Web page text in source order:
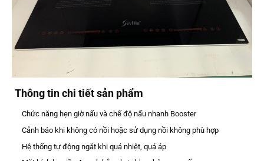
Thông tin chi tiết sản phẩm
Chức năng hẹn giờ nấu và chế độ nấu nhanh Booster
Cảnh báo khi không có nồi hoặc sử dụng nồi không phù hợp
Hệ thống tự động ngắt khi quá nhiệt, quá áp